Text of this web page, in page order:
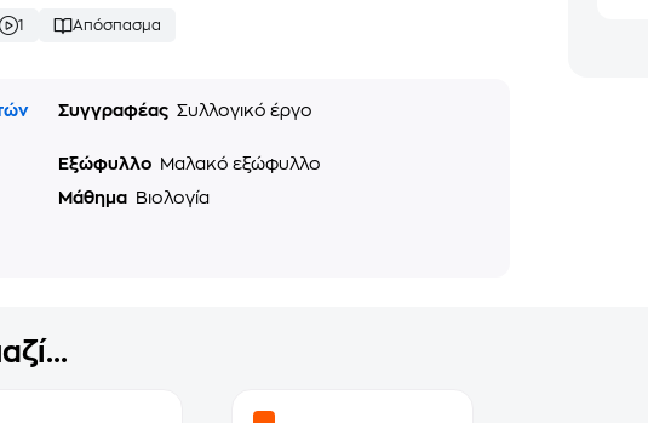
1 Απόσπασμα
Συγγραφέας Συλλογικό έργο
Εξώφυλλο
Μαλακό εξώφυλλο
Μάθημα Βιολογία